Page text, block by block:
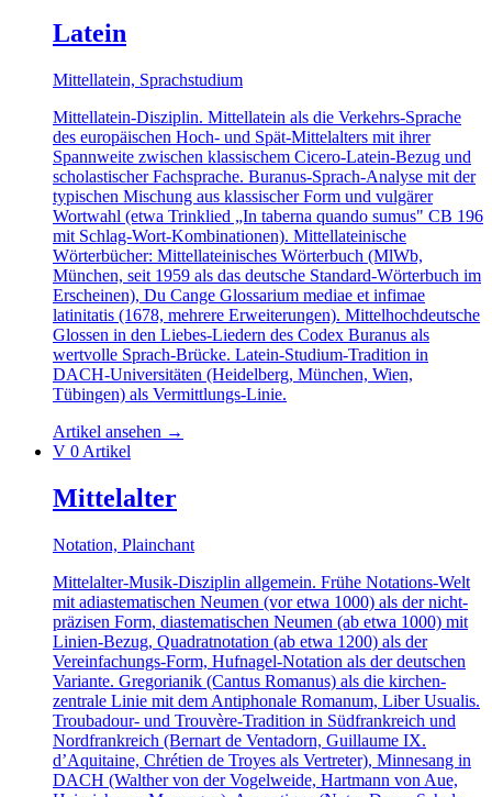
Latein
Mittellatein, Sprachstudium
Mittellatein-Disziplin. Mittellatein als die Verkehrs-Sprache
des europäischen Hoch- und Spät-Mittelalters mit ihrer
Spannweite zwischen klassischem Cicero-Latein-Bezug und
scholastischer Fachsprache. Buranus-Sprach-Analyse mit der
typischen Mischung aus klassischer Form und vulgärer
Wortwahl (etwa Trinklied „In taberna quando sumus" CB 196
mit Schlag-Wort-Kombinationen). Mittellateinische
Wörterbücher: Mittellateinisches Wörterbuch (MlWb,
München, seit 1959 als das deutsche Standard-Wörterbuch im
Erscheinen), Du Cange Glossarium mediae et infimae
latinitatis (1678, mehrere Erweiterungen). Mittelhochdeutsche
Glossen in den Liebes-Liedern des Codex Buranus als
wertvolle Sprach-Brücke. Latein-Studium-Tradition in
DACH-Universitäten (Heidelberg, München, Wien,
Tübingen) als Vermittlungs-Linie.
Artikel ansehen →
V 0 Artikel
Mittelalter
Notation, Plainchant
Mittelalter-Musik-Disziplin allgemein. Frühe Notations-Welt
mit adiastematischen Neumen (vor etwa 1000) als der nicht-
präzisen Form, diastematischen Neumen (ab etwa 1000) mit
Linien-Bezug, Quadratnotation (ab etwa 1200) als der
Vereinfachungs-Form, Hufnagel-Notation als der deutschen
Variante. Gregorianik (Cantus Romanus) als die kirchen-
zentrale Linie mit dem Antiphonale Romanum, Liber Usualis.
Troubadour- und Trouvère-Tradition in Südfrankreich und
Nordfrankreich (Bernart de Ventadorn, Guillaume IX.
d’Aquitaine, Chrétien de Troyes als Vertreter), Minnesang in
DACH (Walther von der Vogelweide, Hartmann von Aue,